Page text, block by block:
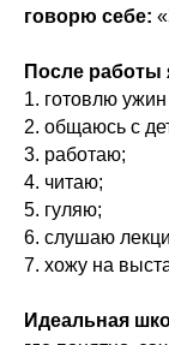
говорю себе:
После работы
1. готовлю
2. общаюсь с
3. работаю;
4. читаю;
5. гуляю;
6. слушаю
7. хожу на
Идеальная